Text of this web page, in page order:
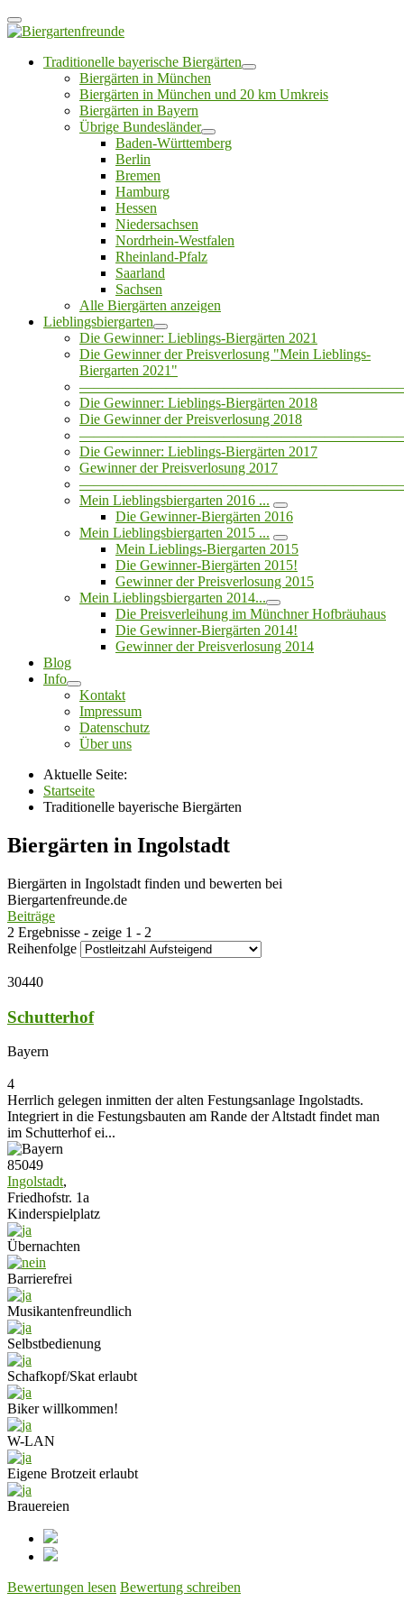
Traditionelle bayerische Biergärten
Biergärten in München
Biergärten in München und 20 km Umkreis
Biergärten in Bayern
Übrige Bundesländer
Baden-Württemberg
Berlin
Bremen
Hamburg
Hessen
Niedersachsen
Nordrhein-Westfalen
Rheinland-Pfalz
Saarland
Sachsen
Alle Biergärten anzeigen
Lieblingsbiergarten
Die Gewinner: Lieblings-Biergärten 2021
Die Gewinner der Preisverlosung "Mein Lieblings-
Biergarten 2021"
Die Gewinner: Lieblings-Biergärten 2018
Die Gewinner der Preisverlosung 2018
Die Gewinner: Lieblings-Biergärten 2017
Gewinner der Preisverlosung 2017
Mein Lieblingsbiergarten 2016 ...
Die Gewinner-Biergärten 2016
Mein Lieblingsbiergarten 2015 ...
Mein Lieblings-Biergarten 2015
Die Gewinner-Biergärten 2015!
Gewinner der Preisverlosung 2015
Mein Lieblingsbiergarten 2014...
Die Preisverleihung im Münchner Hofbräuhaus
Die Gewinner-Biergärten 2014!
Gewinner der Preisverlosung 2014
Blog
Info
Kontakt
Impressum
Datenschutz
Über uns
Aktuelle Seite:
Startseite
Traditionelle bayerische Biergärten
Biergärten in Ingolstadt
Biergärten in Ingolstadt finden und bewerten bei
Biergartenfreunde.de
Beiträge
2 Ergebnisse - zeige 1 - 2
Reihenfolge
30440
Schutterhof
Bayern
4
Herrlich gelegen inmitten der alten Festungsanlage Ingolstadts.
Integriert in die Festungsbauten am Rande der Altstadt findet man
im Schutterhof ei...
85049
Ingolstadt,
Friedhofstr. 1a
Kinderspielplatz
Übernachten
Barrierefrei
Musikantenfreundlich
Selbstbedienung
Schafkopf/Skat erlaubt
Biker willkommen!
W-LAN
Eigene Brotzeit erlaubt
Brauereien
Bewertungen lesen Bewertung schreiben